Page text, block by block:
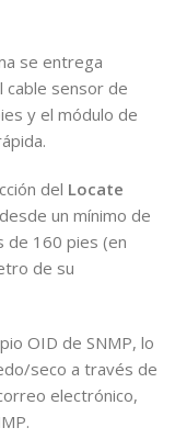
se entrega
cable sensor de
y el módulo de
del Locate
un mínimo de
de 160 pies (en
de su
OID de SNMP, lo
seco a través de
electrónico,